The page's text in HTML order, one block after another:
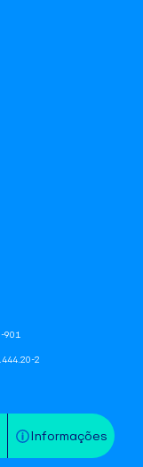
Informações
901
2